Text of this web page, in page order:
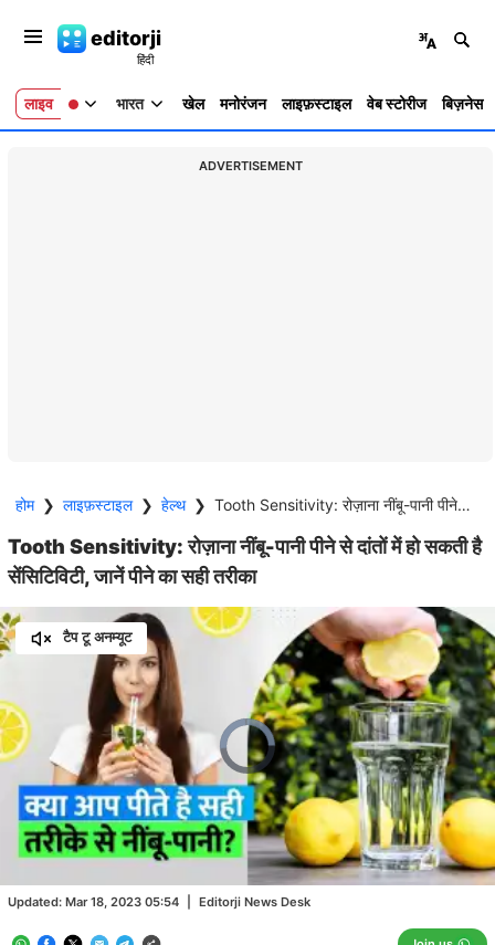
editorji
लाइव भारत खेल मनोरंजन लाइफ़स्टाइल वेब स्टोरीज बिज़नेस
ADVERTISEMENT
होम ❯ लाइफ़स्टाइल ❯ हेल्थ ❯ Tooth Sensitivity: रोज़ाना नींबू-पानी पीने से दांतों में हो सकती है सेंसिटिविटी, जानें पीने का सही तरीका
Tooth Sensitivity: रोज़ाना नींबू-पानी पीने से दांतों में हो सकती है
सेंसिटिविटी, जानें पीने का सही तरीका
Updated: Mar 18, 2023 05:54 Editorji News Desk
टैप टू अनम्यूट
Video
Player
is
loading.
Unmute
Loaded:
0.00%